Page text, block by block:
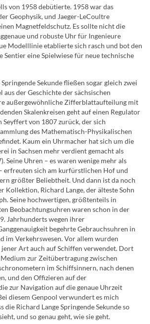
von 1958 debütierte. 1958 war das
Geophysik, und Jaeger-LeCoultre
Magnetfeldschutz. Es sollte nicht die
und robuste Uhr für Ingenieure
Modelllinie etablierte sich rasch und bot den
Sentier eine Spielwiese für neue technische
Sekunde fließen sogar gleich zwei
aus der Geschichte der sächsischen
außergewöhnliche Zifferblattaufteilung mit
Skalenkreisen geht auf einen Regulator
Seyffert von 1807 zurück, der sich
des Mathematisch-Physikalischen
Kaum ein Uhrmacher hat sich um die
in Sachsen mehr verdient gemacht als
Seine Uhren – es waren wenige mehr als
erfreuten sich am kurfürstlichen Hof und
größter Beliebtheit. Und dann ist da noch
Kollektion, Richard Lange, der älteste Sohn
Seine hochwertigen, größtenteils in
Beobachtungsuhren waren schon in der
Jahrhunderts wegen ihrer
begehrte Gebrauchsuhren in
im Verkehrswesen. Vor allem wurden
Art auch auf Schiffen verwendet. Dort
zur Zeitübertragung zwischen
im Schiffsinnern, nach denen
und den Offizieren auf der
zur Navigation auf die genaue Uhrzeit
diesem Genpool verwundert es mich
die Richard Lange Springende Sekunde so
und so genau geht, wie sie geht.